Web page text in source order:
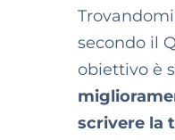
Trovandomi
secondo il
obiettivo è
scrivere la